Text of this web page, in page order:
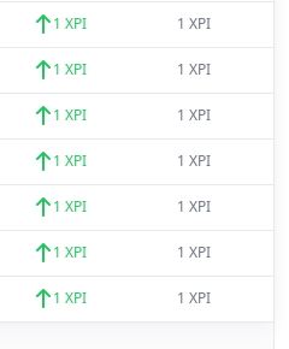
1 XPI 1 XPI
1 XPI 1 XPI
1 XPI 1 XPI
1 XPI 1 XPI
1 XPI 1 XPI
1 XPI 1 XPI
1 XPI 1 XPI